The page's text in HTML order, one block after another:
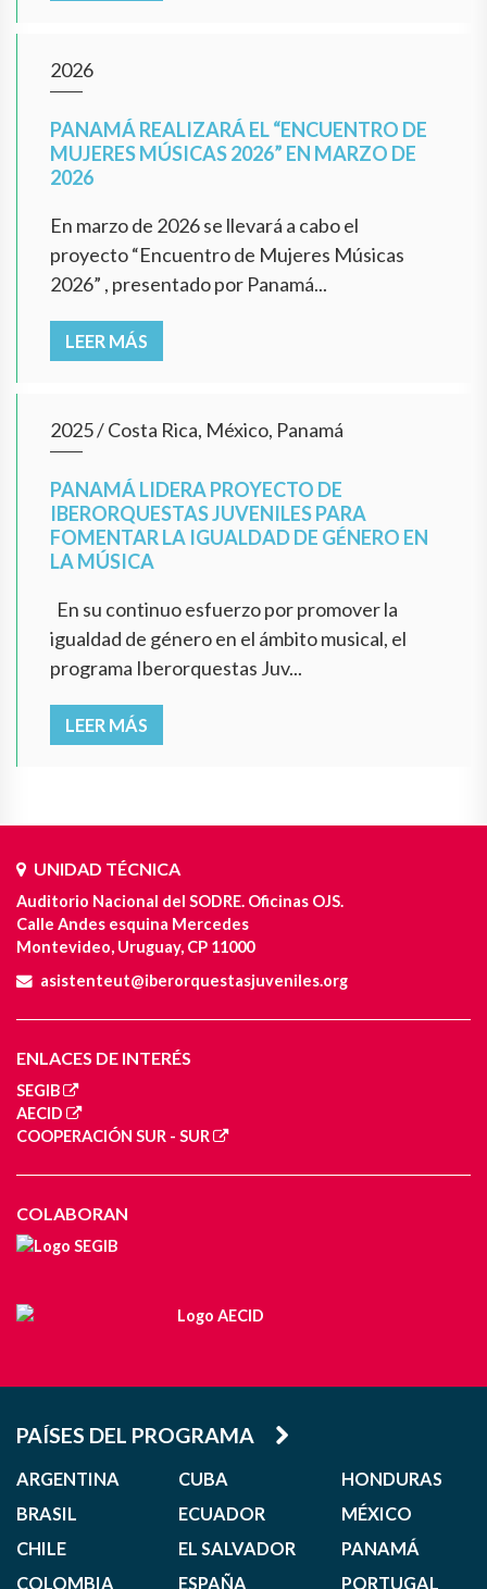
2026
PANAMÁ REALIZARÁ EL “ENCUENTRO DE
MUJERES MÚSICAS 2026” EN MARZO DE
2026
En marzo de 2026 se llevará a cabo el
proyecto “Encuentro de Mujeres Músicas
2026” , presentado por Panamá...
LEER MÁS
2025/Costa Rica, México, Panamá
PANAMÁ LIDERA PROYECTO DE
IBERORQUESTAS JUVENILES PARA
FOMENTAR LA IGUALDAD DE GÉNERO EN
LA MÚSICA
En su continuo esfuerzo por promover la
igualdad de género en el ámbito musical, el
programa Iberorquestas Juv...
LEER MÁS
UNIDAD TÉCNICA
Auditorio Nacional del SODRE. Oficinas OJS.
Calle Andes esquina Mercedes
Montevideo, Uruguay, CP 11000
asistenteut@iberorquestasjuveniles.org
ENLACES DE INTERÉS
SEGIB
AECID
COOPERACIÓN SUR - SUR
COLABORAN
PAÍSES DEL PROGRAMA
ARGENTINA
BRASIL
CHILE
COLOMBIA
CUBA
ECUADOR
EL SALVADOR
ESPAÑA
HONDURAS
MÉXICO
PANAMÁ
PORTUGAL